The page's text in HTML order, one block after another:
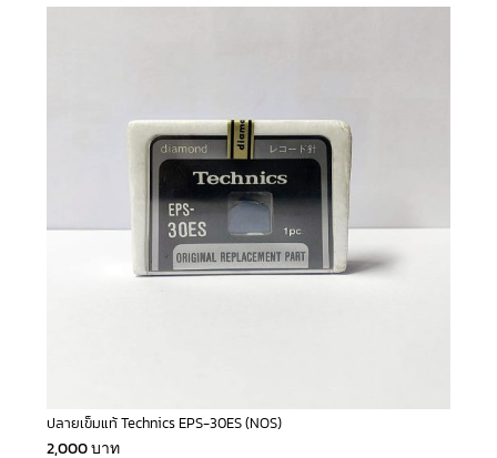
ปลายเข็มแท้ Technics EPS-30ES (NOS)
2,000บาท